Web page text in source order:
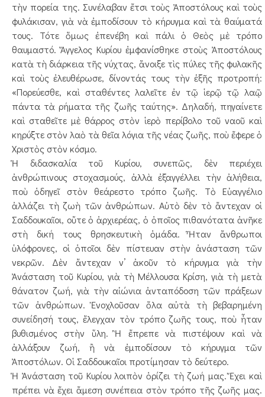
τὴν πορεία της. Συνέλαβαν ἔτσι τοὺς Ἀποστόλους καὶ τοὺς
φυλάκισαν, γιὰ νὰ ἐμποδίσουν τὸ κήρυγμα καὶ τὰ θαύματά
τους. Τότε ὅμως ἐπενέβη καὶ πάλι ὁ Θεὸς μὲ τρόπο
θαυμαστό. Ἄγγελος Κυρίου ἐμφανίσθηκε στοὺς Ἀποστόλους
κατὰ τὴ διάρκεια τῆς νύχτας, ἄνοιξε τὶς πύλες τῆς φυλακῆς
καὶ τοὺς ἐλευθέρωσε, δίνον­τάς τους τὴν ἑξῆς προτροπή:
«Πορεύεσθε, καὶ σταθέντες λαλεῖτε ἐν τῷ ἱερῷ τῷ λαῷ
πάντα τὰ ρήματα τῆς ζωῆς ταύτης». Δηλαδή, πηγαίνετε
καὶ σταθεῖτε μὲ θάρρος στὸν ἱερὸ περίβολο τοῦ ναοῦ καὶ
κηρύξτε στὸν λαὸ τὰ θεῖα λόγια τῆς νέας ζωῆς, ποὺ ἔφερε ὁ
Χριστὸς στὸν κόσμο.
Ἡ διδασκαλία τοῦ Κυρίου, συνεπῶς, δὲν περιέχει
ἀνθρώπινους στοχασμούς, ἀλλὰ ἐξαγγέλλει τὴν ἀλήθεια,
ποὺ ὁδηγεῖ στὸν θεάρεστο τρόπο ζωῆς. Τὸ Εὐαγγέλιο
ἀλλάζει τὴ ζωὴ τῶν ἀνθρώπων. Αὐτὸ δὲν τὸ ἄντεχαν οἱ
Σαδδουκαῖοι, οὔτε ὁ ἀρχιερέας, ὁ ὁποῖος πιθανότατα ἀνῆκε
στὴ δική τους θρησκευτικὴ ὁμάδα. Ἦταν ἄνθρωποι
ὑλόφρονες, οἱ ὁποῖοι δὲν πίστευαν στὴν ἀνάσταση τῶν
νεκρῶν. Δὲν ἄντεχαν ν’ ἀκοῦν τὸ κήρυγμα γιὰ τὴν
Ἀνάσταση τοῦ Κυρίου, γιὰ τὴ Μέλλουσα Κρίση, γιὰ τὴ μετὰ
θάνατον ζωή, γιὰ τὴν αἰώνια ἀνταπόδοση τῶν πράξεων
τῶν ἀνθρώπων. Ἐνοχλοῦσαν ὅλα αὐτὰ τὴ βεβαρημένη
συνείδησή τους, ἔλεγχαν τὸν τρόπο ζωῆς τους, ποὺ ἦταν
βυθισμένος στὴν ὕλη. Ἢ ἔπρεπε νὰ πιστέψουν καὶ νὰ
ἀλλάξουν ζωή, ἢ νὰ ἐμποδίσουν τὸ κήρυγμα τῶν
Ἀποστόλων. Οἱ Σαδδουκαῖοι προτίμησαν τὸ δεύτερο.
Ἡ Ἀνάσταση τοῦ Κυρίου λοιπὸν ὁρίζει τὴ ζωή μας. Ἔχει καὶ
πρέπει νὰ ἔχει ἄμεση συνέπεια στὸν τρόπο τῆς ζωῆς μας.